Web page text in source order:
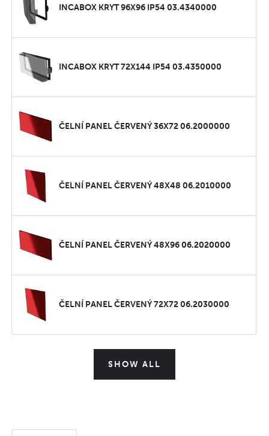
INCABOX KRYT 96X96 IP54 03.4340000
INCABOX KRYT 72X144 IP54 03.4350000
ČELNÍ PANEL ČERVENÝ 36X72 06.2000000
ČELNÍ PANEL ČERVENÝ 48X48 06.2010000
ČELNÍ PANEL ČERVENÝ 48X96 06.2020000
ČELNÍ PANEL ČERVENÝ 72X72 06.2030000
SHOW ALL